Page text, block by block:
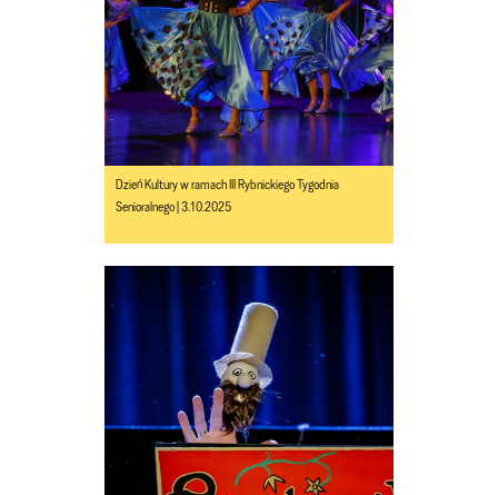
Dzień Kultury w ramach III Rybnickiego Tygodnia
Senioralnego | 3.10.2025